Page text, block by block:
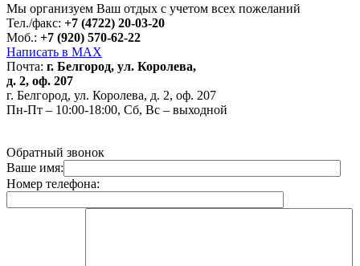
Мы организуем Ваш отдых с учетом всех пожеланий
Тел./факс: +7 (4722) 20-03-20
Моб.: +7 (920) 570-62-22
Написать в MAX
Почта: г. Белгород, ул. Королева,
д. 2, оф. 207
г. Белгород, ул. Королева, д. 2, оф. 207
Пн-Пт – 10:00-18:00, Сб, Вс – выходной
Обратный звонок
Ваше имя:
Номер телефона: